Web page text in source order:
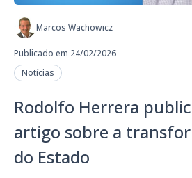
Marcos Wachowicz
Publicado em 24/02/2026
Notícias
Rodolfo Herrera
artigo sobre a
do Estado